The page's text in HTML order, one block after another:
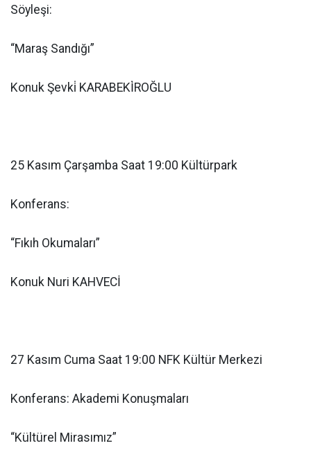
Söyleşi:
“Maraş Sandığı”
Konuk Şevki̇ KARABEKİ̇ROĞLU
25 Kasım Çarşamba Saat 19:00 Kültürpark
Konferans:
“Fıkıh Okumaları”
Konuk Nuri KAHVECİ
27 Kasım Cuma Saat 19:00 NFK Kültür Merkezi
Konferans: Akademi Konuşmaları
“Kültürel Mirasımız”